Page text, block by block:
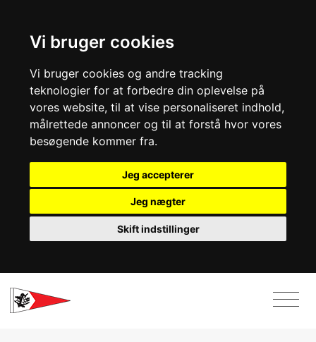
Vi bruger cookies
Vi bruger cookies og andre tracking
teknologier for at forbedre din oplevelse på
vores website, til at vise personaliseret indhold,
målrettede annoncer og til at forstå hvor vores
besøgende kommer fra.
Jeg accepterer
Jeg nægter
Skift indstillinger